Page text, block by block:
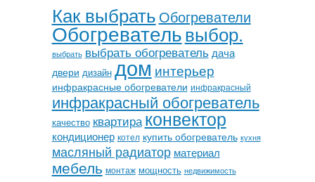
Как выбрать Обогреватели
Обогревательвыбор.
выбрать выбрать обогреватель дача
двери дизайн дом интерьер
инфракрасные обогреватели инфракрасный
инфракрасный обогреватель
качество квартираконвектор
кондиционер котел купить обогреватель кухня
масляный радиатор материал
мебель монтаж мощность недвижимость